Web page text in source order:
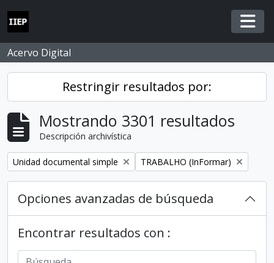
Skip to main content
Acervo Digital
Restringir resultados por:
Mostrando 3301 resultados
Descripción archivística
Remove filter:
Unidad documental simple Remove filter:
TRABALHO (InFormar)
Opciones avanzadas de búsqueda
Encontrar resultados con :